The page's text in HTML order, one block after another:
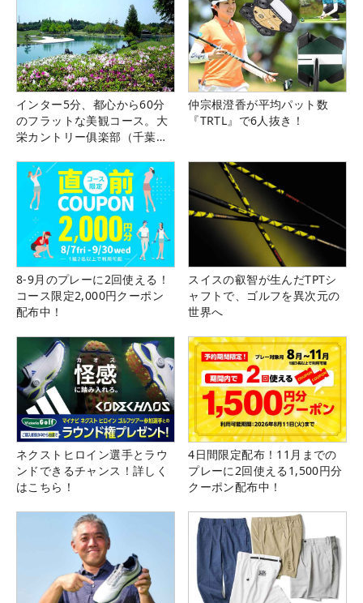
インター5分、都心から60分
のフラットな美観コース。大
栄カントリー俱楽部（千葉
仲宗根澄香が平均パット数
『TRTL』で6人抜き！
8-9月のプレーに2回使える！
コース限定2,000円クーポン
配布中！
スイスの叡智が生んだTPTシ
ャフトで、ゴルフを異次元の
世界へ
ネクストヒロイン選手とラウ
ンドできるチャンス！詳しく
はこちら！
4日間限定配布！11月までの
プレーに2回使える1,500円分
クーポン配布中！